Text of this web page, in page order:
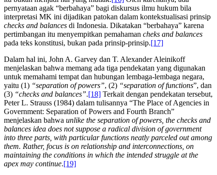
pernyataan agak “berbahaya” bagi diskursus ilmu hukum bila
interpretasi MK ini dijadikan patokan dalam kontekstualisasi prinsip
checks and balances di Indonesia. Dikatakan “berbahaya” karena
pertimbangan itu menyempitkan pemahaman cheks and balances
pada teks konstitusi, bukan pada prinsip-prinsip.[17]
Dalam hal ini, John A. Garvey dan T. Alexander Aleinikoff
menjelaskan bahwa memang ada tiga pendekatan yang digunakan
untuk memahami tempat dan hubungan lembaga-lembaga negara,
yaitu (1) “separation of powers”, (2) “separation of functions”, dan
(3) “checks and balances”.[18] Terkait dengan pendekatan tersebut,
Peter L. Strauss (1984) dalam tulisannya “The Place of Agencies in
Government: Separation of Powers and Fourth Branch”
menjelaskan bahwa unlike the separation of powers, the checks and
balances idea does not suppose a radical division of government
into three parts, with particular functions neatly parceled out among
them. Rather, focus is on relationship and interconnections, on
maintaining the conditions in which the intended struggle at the
apex may continue.[19]